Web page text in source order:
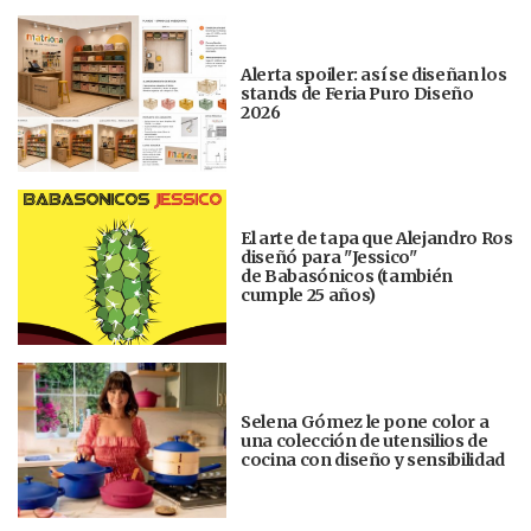
Alerta spoiler: así se diseñan los
stands de Feria Puro Diseño
2026
El arte de tapa que Alejandro Ros
diseñó para "Jessico"
de Babasónicos (también
cumple 25 años)
Selena Gómez le pone color a
una colección de utensilios de
cocina con diseño y sensibilidad